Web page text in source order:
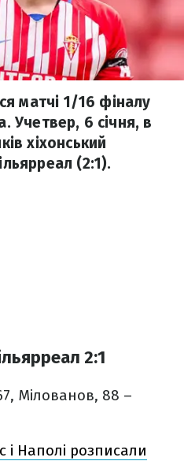
матчі 1/16 фіналу
Учетвер, 6 січня, в
хіхонський
(2:1).
2:1
Мілованов, 88 –
і Наполі розписали